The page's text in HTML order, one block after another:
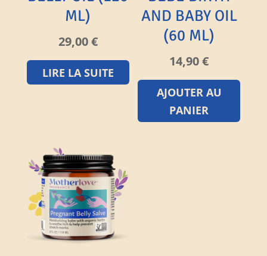
ML)
29,00€
LIRE LA SUITE
AND BABY OIL
(60 ML)
14,90€
AJOUTER AU
PANIER